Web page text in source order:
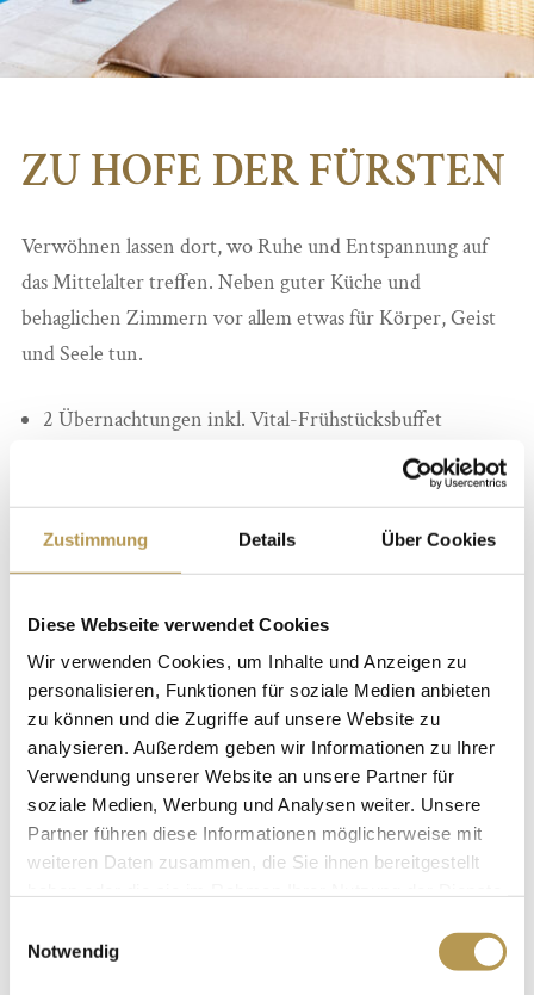
Zustimmung Details Über Cookies
Diese Webseite verwendet Cookies
Wir verwenden Cookies, um Inhalte und Anzeigen zu
personalisieren, Funktionen für soziale Medien anbieten
zu können und die Zugriffe auf unsere Website zu
analysieren. Außerdem geben wir Informationen zu Ihrer
Verwendung unserer Website an unsere Partner für
soziale Medien, Werbung und Analysen weiter. Unsere
Partner führen diese Informationen möglicherweise mit
weiteren Daten zusammen, die Sie ihnen bereitgestellt
Notwendig
ZU HOFE DER FÜRSTEN
Verwöhnen lassen dort, wo Ruhe und Entspannung auf
das Mittelalter treffen. Neben guter Küche und
behaglichen Zimmern vor allem etwas für Körper, Geist
und Seele tun.
2 Übernachtungen inkl. Vital-Frühstücksbuffet
2x 4-Gang-Menü zum Abendessen im Restaurant „Auf
Ein Wellnesspaket, bestehend aus einem Ganzkörper-
Nutzung Wellness – & SPA-Bereich „Auszeit“
Bademantel und Wellness-Slipper für die Zeit Ihres
Aufenthaltes
Kostenfreies Highspeed-WLAN
Kostenfreier PKW-Stellplatz
Bitte lassen Sie uns per Telefon oder E-Mail wissen an
welchem Tag wir Ihnen die Termine für Ihre
Wellnessanwendungen einbuchen dürfen.
Übernachtungen:
ab 389 Euro pro Person im Standard Zimmer